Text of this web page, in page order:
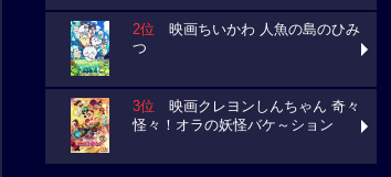
2位 映画ちいかわ 人魚の島のひみ
つ
3位 映画クレヨンしんちゃん 奇々
怪々！オラの妖怪バケ～ション